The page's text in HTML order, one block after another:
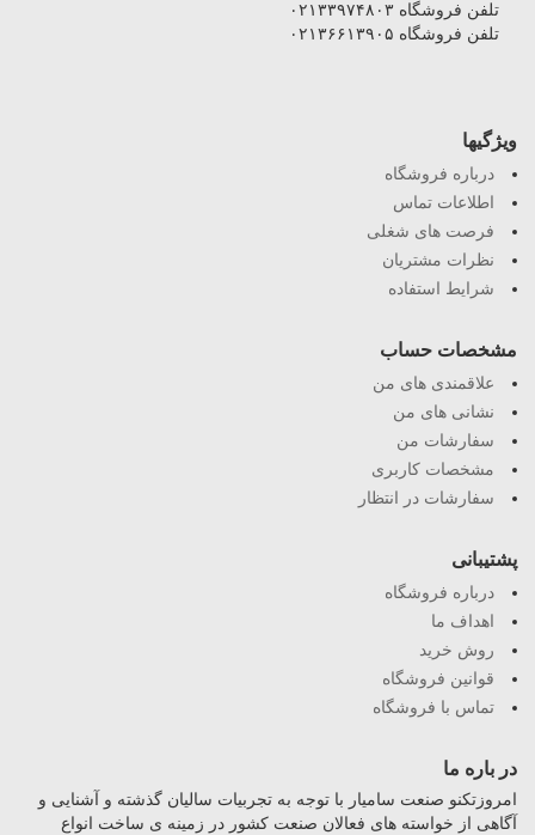
تلفن فروشگاه ۰۲۱۳۳۹۷۴۸۰۳
تلفن فروشگاه ۰۲۱۳۶۶۱۳۹۰۵
ویژگیها
درباره فروشگاه
اطلاعات تماس
فرصت های شغلی
نظرات مشتریان
شرایط استفاده
مشخصات حساب
علاقمندی های من
نشانی های من
سفارشات من
مشخصات کاربری
سفارشات در انتظار
پشتیبانی
درباره فروشگاه
اهداف ما
روش خرید
قوانین فروشگاه
تماس با فروشگاه
در باره ما
امروزتکنو صنعت سامیار با توجه به تجربیات سالیان گذشته و آشنایی و
آگاهی از خواسته های فعالان صنعت کشور در زمینه ی ساخت انواع